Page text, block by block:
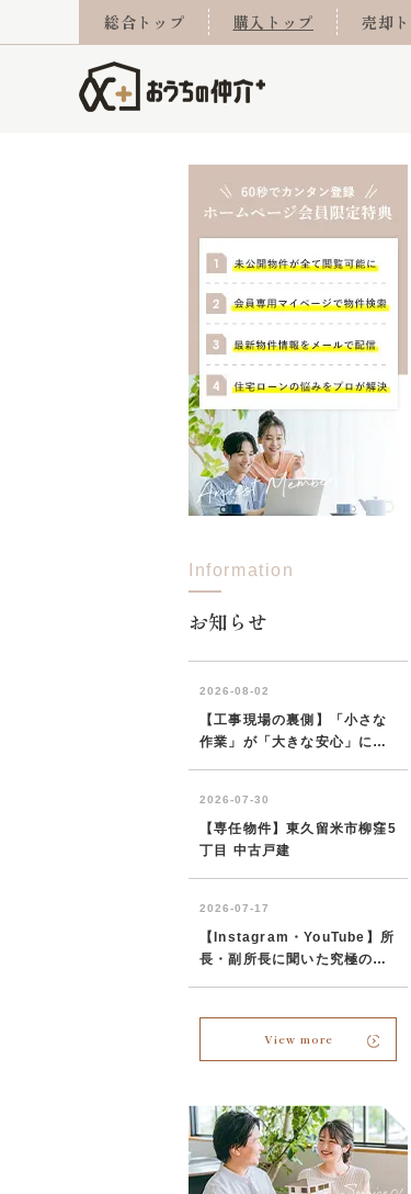
総合トップ 購入トップ 売却
当社お預かり物件 グループ
今月の住宅ローン金利 当社
所沢市 川越市
東久留米市
住み替え 離婚
西東京市 東久留米市
リ
小手指営業所 所沢営業所
おうちLABO おうち
Information
お知らせ
View more